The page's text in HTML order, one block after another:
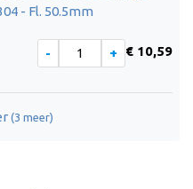
- Fl. 50.5mm
€ 10,59
(3 meer)